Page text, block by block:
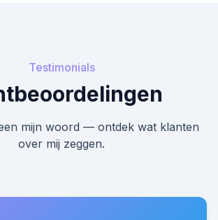
Testimonials
mijn woord — ontdek wat klanten
over mij zeggen.